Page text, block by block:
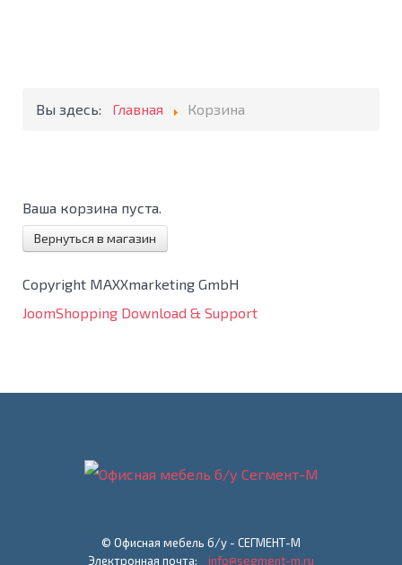
Вы здесь: Главная Корзина
Ваша корзина пуста.
Вернуться в магазин
Copyright MAXXmarketing GmbH
JoomShopping Download & Support
© Офисная мебель б/у - СЕГМЕНТ-М
Электронная почта: info@segment-m.ru